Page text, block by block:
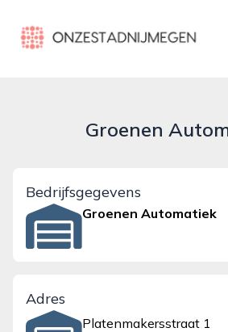
onzestadnijmegen.nl
Groenen
Bedrijfsgegevens
Groenen Automatiek
Adres
Platenmakersstraat 1